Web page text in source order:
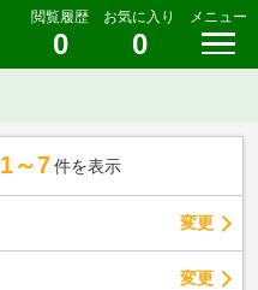
閲覧履歴
0
お気に入り
0
メニュー
1～7 件を表示
変更
変更